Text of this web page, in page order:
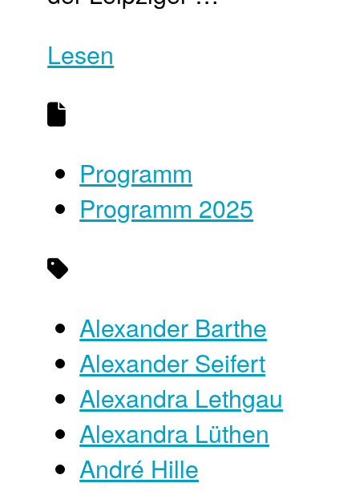
Lesen
Programm
Programm 2025
Alexander Barthe
Alexander Seifert
Alexandra Lethgau
Alexandra Lüthen
André Hille